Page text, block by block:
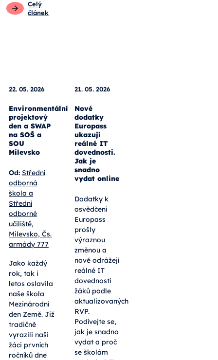
Celý
článek
22. 05. 2026
Environmentální
projektový
den a SWAP
na SOŠ a
SOU
Milevsko
Od: Střední
odborná
škola a
Střední
odborné
učiliště,
Milevsko, Čs.
armády 777
Jako každý
rok, tak i
letos oslavila
naše škola
Mezinárodní
den Země. Již
tradičně
vyrazili naši
žáci prvních
ročníků dne
21. 05. 2026
Nové
dodatky
Europass
ukazují
reálné IT
dovednosti.
Jak je
snadno
vydat online
Dodatky k
osvědčení
Europass
prošly
výraznou
změnou a
nově odrážejí
reálné IT
dovednosti
žáků podle
aktualizovaných
RVP.
Podívejte se,
jak je snadno
vydat a proč
se školám